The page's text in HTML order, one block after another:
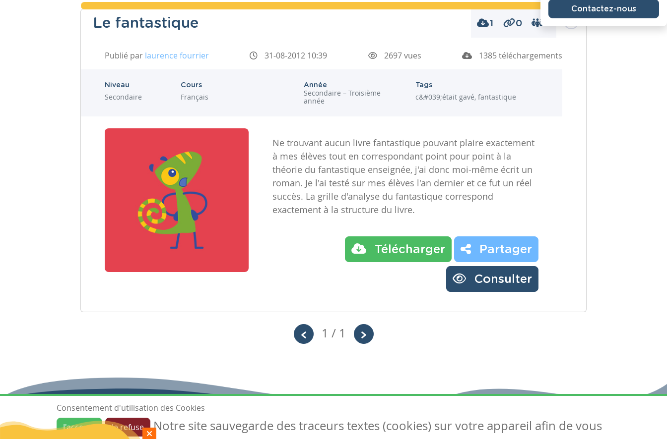
Le fantastique 1 0 0
Publié par laurence fourrier 31-08-2012 10:39 2697 vues 1385 téléchargements
Niveau
Secondaire
Cours
Français
Année
Secondaire – Troisième
année
Tags
c&#039;était gavé, fantastique
Ne trouvant aucun livre fantastique pouvant plaire exactement
à mes élèves tout en correspondant point pour point à la
théorie du fantastique enseignée, j'ai donc moi-même écrit un
roman. Je l'ai testé sur mes élèves l'an dernier et ce fut un réel
succès. La grille d'analyse du fantastique correspond
exactement à la structure du livre.
Télécharger Partager
Consulter
1 / 1
Contactez-nous
Ressources Articles Suivez-nous
Consentement d'utilisation des Cookies
J'accepte
Je refuse
Notre site sauvegarde des traceurs textes (cookies) sur votre appareil afin de vous